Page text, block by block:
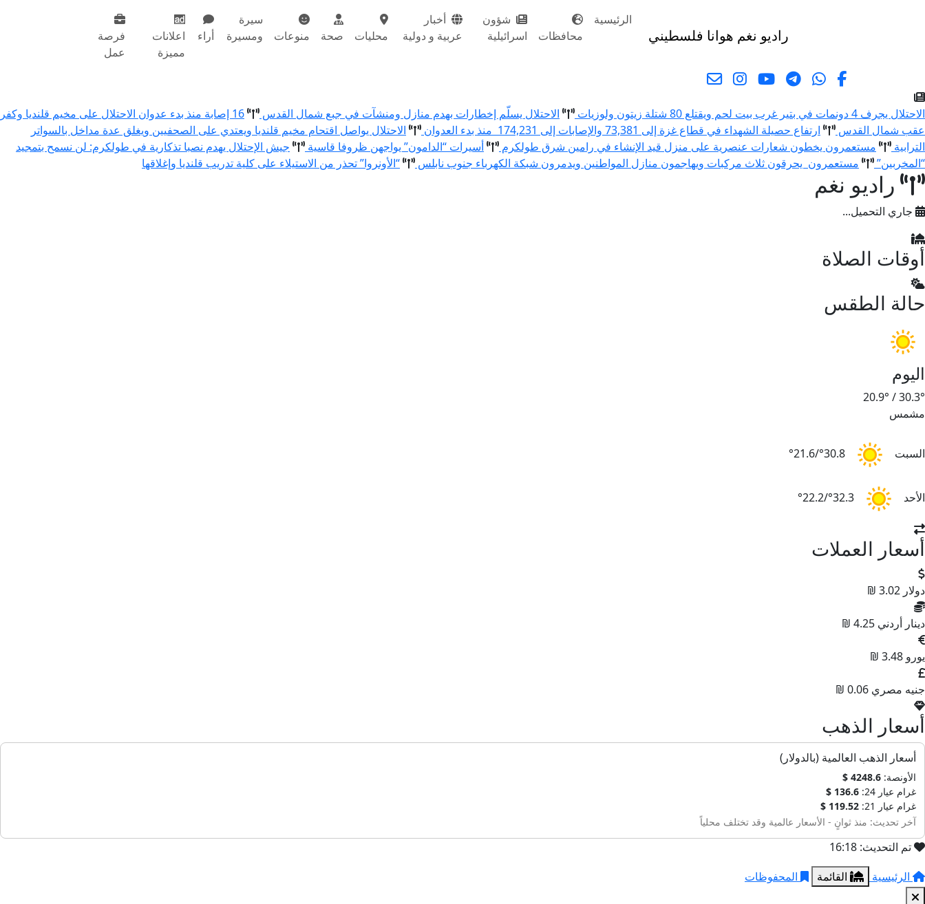
راديو نغم هوانا فلسطيني
الرئيسية
محافظات
شؤون
اسرائيلية
أخبار
عربية و دولية
محليات صحة منوعات
سيرة
ومسيرة
أراء
اعلانات
مميزة
فرصة
عمل
الاحتلال يجرف 4 دونمات في بتير غرب بيت لحم ويقتلع 80 شتلة زيتون ولوزيات الاحتلال يسلّم إخطارات بهدم منازل ومنشآت في جبع شمال القدس
16 إصابة منذ بدء عدوان الاحتلال على مخيم قلنديا وكفر
عقب شمال القدس
ارتفاع حصيلة الشهداء في قطاع غزة إلى 73,381 والإصابات إلى 174,231 منذ بدء العدوان
الاحتلال يواصل اقتحام مخيم قلنديا ويعتدي على الصحفيين ويغلق عدة مداخل بالسواتر
الترابية
مستعمرون يخطون شعارات عنصرية على منزل قيد الإنشاء في رامين شرق طولكرم أسيرات “الدامون” يواجهن ظروفا قاسية
جيش الإحتلال يهدم نصبا تذكارية في طولكرم: لن نسمح بتمجيد
“المخربين”
مستعمرون يحرقون ثلاث مركبات ويهاجمون منازل المواطنين ويدمرون شبكة الكهرباء جنوب نابلس “الأونروا” تحذر من الاستيلاء على كلية تدريب قلنديا وإغلاقها
راديو نغم
جاري التحميل...
أوقات الصلاة
حالة الطقس
اليوم
30.3°
/
20.9°
مشمس
السبت 30.8°/21.6°
الأحد 32.3°/22.2°
أسعار العملات
دولار 3.02 ₪
دينار أردني 4.25 ₪
يورو 3.48 ₪
جنيه مصري 0.06 ₪
أسعار الذهب
أسعار الذهب العالمية (بالدولار)
الأونصة: 4248.6 $
غرام عيار 24:
136.6 $
غرام عيار 21:
119.52 $
آخر تحديث: منذ ثوانٍ - الأسعار عالمية وقد تختلف محلياً
تم التحديث: 16:18
الرئيسية
القائمة المحفوظات